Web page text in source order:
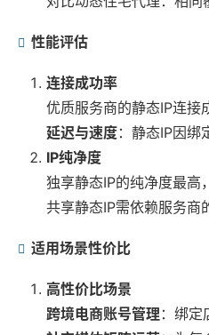
性能评估
连接成功率
优质服务商的静态IP连接
延迟与速度：静态IP因绑
IP纯净度
独享静态IP的纯净度最高
共享静态IP需依赖服务商
适用场景性价比
高性价比场景
跨境电商账号管理 ：绑定